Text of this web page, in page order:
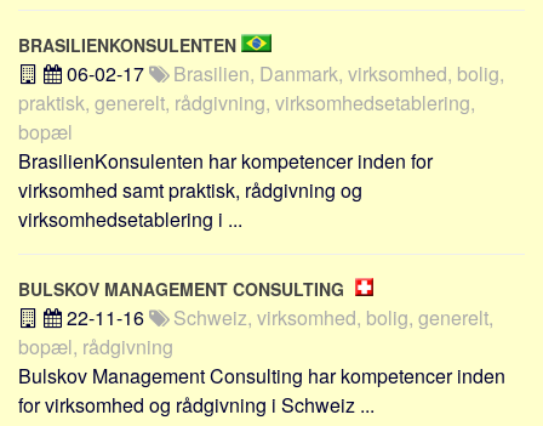
USA
Alle
Nøgleord
Bolig
Job
Virksomhed
Investering
Pension og opsparing
Forbrug
Social sikring og sundhed
BRASILIENKONSULENTEN
06-02-17
Brasilien, Danmark, virksomhed, bolig,
praktisk, generelt, rådgivning, virksomhedsetablering,
bopæl
BrasilienKonsulenten har kompetencer inden for
virksomhed samt praktisk, rådgivning og
virksomhedsetablering i ...
BULSKOV MANAGEMENT CONSULTING
22-11-16
Schweiz, virksomhed, bolig, generelt,
bopæl, rådgivning
Bulskov Management Consulting har kompetencer inden
for virksomhed og rådgivning i Schweiz ...